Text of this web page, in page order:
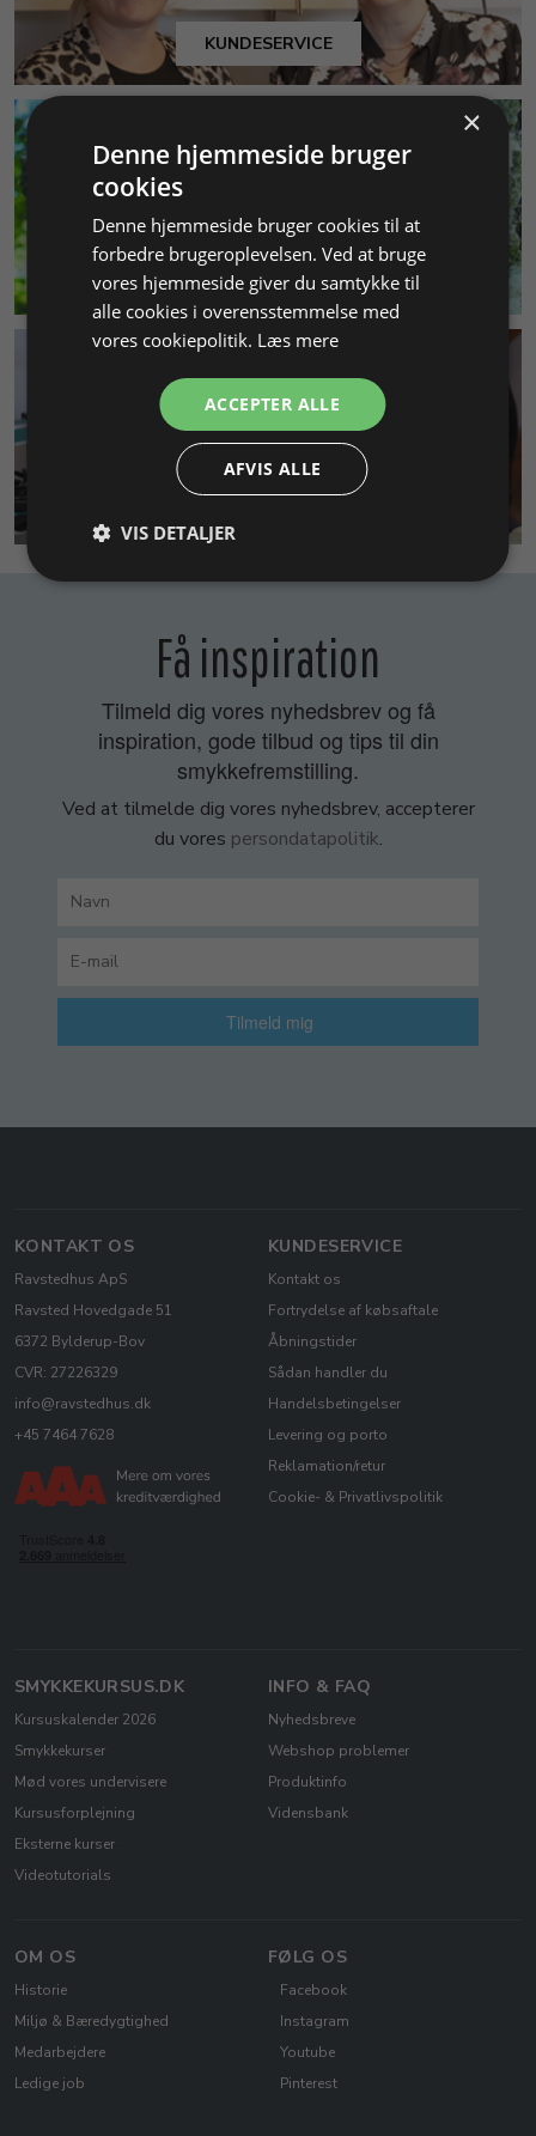
KUNDESERVICE
MILJØ & BÆREDYGTIGHED
SMYKKEKURSER
Få inspiration
Tilmeld dig vores nyhedsbrev og få
inspiration, gode tilbud og tips til din
smykkefremstilling.
Ved at tilmelde dig vores nyhedsbrev, accepterer
du vores persondatapolitik.
Tilmeld mig
KONTAKT OS
Ravstedhus ApS
Ravsted Hovedgade 51
6372 Bylderup-Bov
CVR: 27226329
info@ravstedhus.dk
+45 7464 7628
KUNDESERVICE
Kontakt os
Fortrydelse af købsaftale
Åbningstider
Sådan handler du
Handelsbetingelser
Levering og porto
Reklamation/retur
Cookie- & Privatlivspolitik
SMYKKEKURSUS.DK
Kursuskalender 2026
Smykkekurser
Mød vores undervisere
Kursusforplejning
Eksterne kurser
Videotutorials
INFO & FAQ
Nyhedsbreve
Webshop problemer
Produktinfo
Vidensbank
OM OS
Historie
Miljø & Bæredygtighed
Medarbejdere
Ledige job
FØLG OS
Facebook
Instagram
Youtube
Pinterest
×
Denne hjemmeside bruger
cookies
Denne hjemmeside bruger cookies til at
forbedre brugeroplevelsen. Ved at bruge
vores hjemmeside giver du samtykke til
alle cookies i overensstemmelse med
vores cookiepolitik. Læs mere
ACCEPTER ALLE
AFVIS ALLE
VIS DETALJER